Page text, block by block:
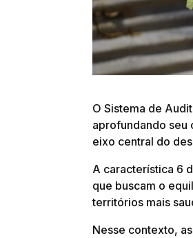
O Sistema de
aprofundando seu
eixo central do
A característica 6
que buscam o
territórios mais
Nesse contexto,